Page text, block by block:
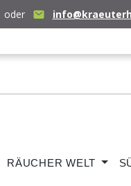
oder
RÄUCHER WELT